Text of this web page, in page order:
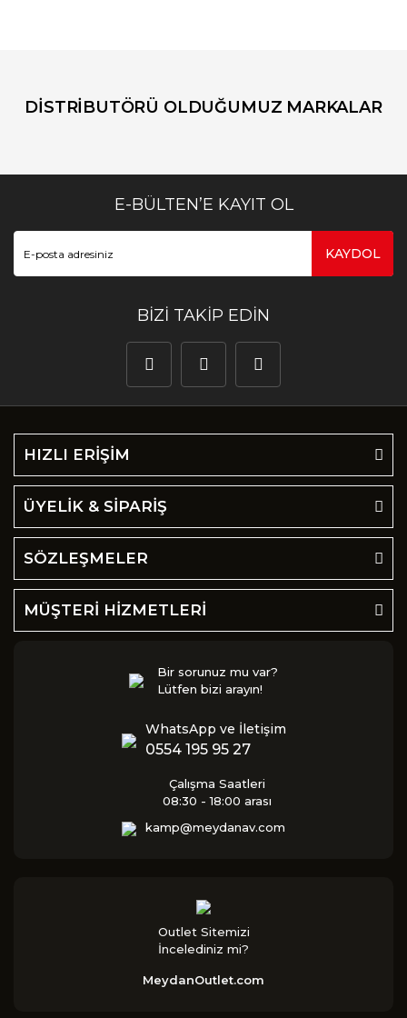
DİSTRİBUTÖRÜ OLDUĞUMUZ MARKALAR
E-BÜLTEN’E KAYIT OL
KAYDOL
BİZİ TAKİP EDİN
HIZLI ERİŞİM
ÜYELİK & SİPARİŞ
SÖZLEŞMELER
MÜŞTERİ HİZMETLERİ
Bir sorunuz mu var?
Lütfen bizi arayın!
WhatsApp ve İletişim
0554 195 95 27
Çalışma Saatleri
08:30 - 18:00 arası
kamp@meydanav.com
Outlet Sitemizi
İncelediniz mi?
MeydanOutlet.com